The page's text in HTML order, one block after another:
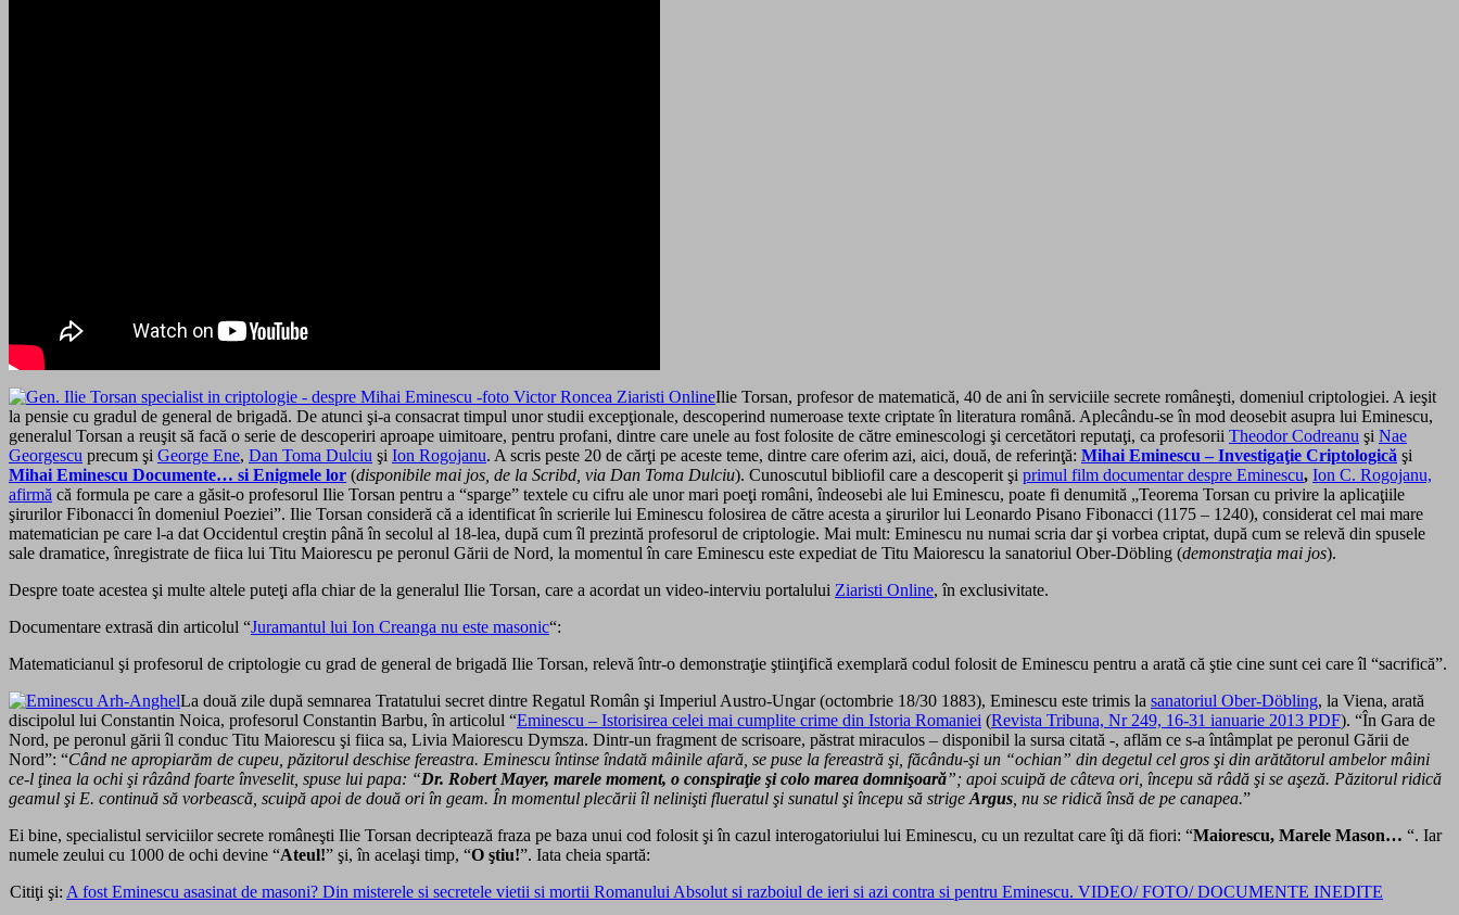
Ilie Torsan, profesor de matematică, 40 de ani în serviciile secrete româneşti, domeniul criptologiei. A ieşit
la pensie cu gradul de general de brigadă. De atunci şi-a consacrat timpul unor studii excepţionale, descoperind numeroase texte criptate în literatura română. Aplecându-se în mod deosebit asupra lui Eminescu,
generalul Torsan a reuşit să facă o serie de descoperiri aproape uimitoare, pentru profani, dintre care unele au fost folosite de către eminescologi şi cercetători reputaţi, ca profesorii Theodor Codreanu şi Nae
Georgescu precum şi George Ene, Dan Toma Dulciu şi Ion Rogojanu. A scris peste 20 de cărţi pe aceste teme, dintre care oferim azi, aici, două, de referinţă: Mihai Eminescu – Investigaţie Criptologică şi
Mihai Eminescu Documente… si Enigmele lor (disponibile mai jos, de la Scribd, via Dan Toma Dulciu). Cunoscutul bibliofil care a descoperit şi primul film documentar despre Eminescu, Ion C. Rogojanu,
afirmă că formula pe care a găsit-o profesorul Ilie Torsan pentru a “sparge” textele cu cifru ale unor mari poeţi români, îndeosebi ale lui Eminescu, poate fi denumită „Teorema Torsan cu privire la aplicaţiile
şirurilor Fibonacci în domeniul Poeziei”. Ilie Torsan consideră că a identificat în scrierile lui Eminescu folosirea de către acesta a şirurilor lui Leonardo Pisano Fibonacci (1175 – 1240), considerat cel mai mare
matematician pe care l-a dat Occidentul creştin până în secolul al 18-lea, după cum îl prezintă profesorul de criptologie. Mai mult: Eminescu nu numai scria dar şi vorbea criptat, după cum se relevă din spusele
sale dramatice, înregistrate de fiica lui Titu Maiorescu pe peronul Gării de Nord, la momentul în care Eminescu este expediat de Titu Maiorescu la sanatoriul Ober-Döbling (demonstraţia mai jos).
Despre toate acestea şi multe altele puteţi afla chiar de la generalul Ilie Torsan, care a acordat un video-interviu portalului Ziaristi Online, în exclusivitate.
Documentare extrasă din articolul “Juramantul lui Ion Creanga nu este masonic“:
Matematicianul şi profesorul de criptologie cu grad de general de brigadă Ilie Torsan, relevă într-o demonstraţie ştiinţifică exemplară codul folosit de Eminescu pentru a arată că ştie cine sunt cei care îl “sacrifică”.
La două zile după semnarea Tratatului secret dintre Regatul Român şi Imperiul Austro-Ungar (octombrie 18/30 1883), Eminescu este trimis la sanatoriul Ober-Döbling, la Viena, arată
discipolul lui Constantin Noica, profesorul Constantin Barbu, în articolul “Eminescu – Istorisirea celei mai cumplite crime din Istoria Romaniei (Revista Tribuna, Nr 249, 16-31 ianuarie 2013 PDF). “În Gara de
Nord, pe peronul gării îl conduc Titu Maiorescu şi fiica sa, Livia Maiorescu Dymsza. Dintr-un fragment de scrisoare, păstrat miraculos – disponibil la sursa citată -, aflăm ce s-a întâmplat pe peronul Gării de
Nord”: “Când ne apropiarăm de cupeu, păzitorul deschise fereastra. Eminescu întinse îndată mâinile afară, se puse la fereastră şi, făcându-şi un “ochian” din degetul cel gros şi din arătătorul ambelor mâini
ce-l ţinea la ochi şi râzând foarte înveselit, spuse lui papa: “Dr. Robert Mayer, marele moment, o conspiraţie şi colo marea domnişoară”; apoi scuipă de câteva ori, începu să râdă şi se aşeză. Păzitorul ridică
geamul şi E. continuă să vorbească, scuipă apoi de două ori în geam. În momentul plecării îl nelinişti flueratul şi sunatul şi începu să strige Argus , nu se ridică însă de pe canapea.”
Ei bine, specialistul serviciilor secrete româneşti Ilie Torsan decriptează fraza pe baza unui cod folosit şi în cazul interogatoriului lui Eminescu, cu un rezultat care îţi dă fiori: “Maiorescu, Marele Mason… “. Iar
numele zeului cu 1000 de ochi devine “Ateul!” şi, în acelaşi timp, “O ştiu!”. Iata cheia spartă:
Citiţi şi: A fost Eminescu asasinat de masoni? Din misterele si secretele vietii si mortii Romanului Absolut si razboiul de ieri si azi contra si pentru Eminescu. VIDEO/ FOTO/ DOCUMENTE INEDITE